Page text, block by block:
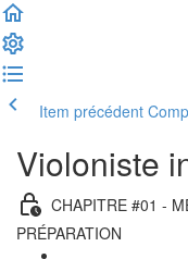
Item précédent
Violoniste
CHAPITRE #01 -
PRÉPARATION